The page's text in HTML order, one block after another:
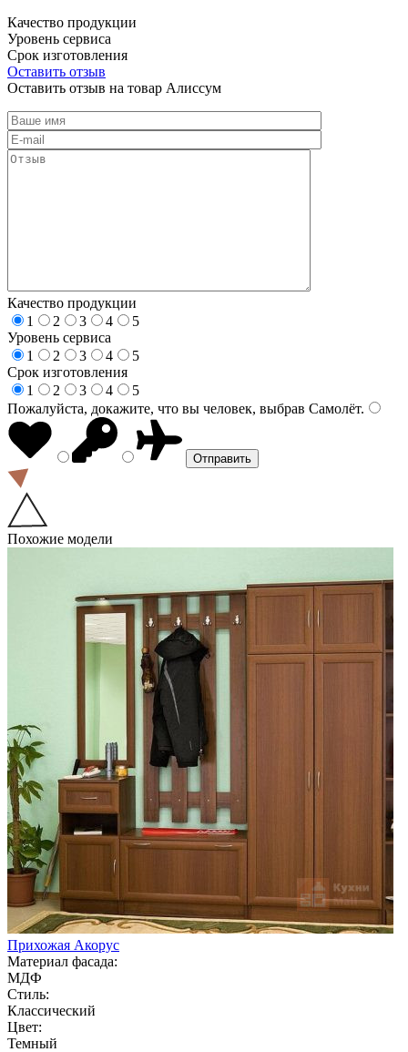
Качество продукции
Уровень сервиса
Срок изготовления
Оставить отзыв
Оставить отзыв на товар Алиссум
Качество продукции
1
2 3 4
5
Уровень сервиса
1
2 3 4
5
Срок изготовления
1
2 3 4
5
Пожалуйста, докажите, что вы человек, выбрав Самолёт.
Похожие модели
Прихожая Акорус
Материал фасада:
МДФ
Стиль:
Классический
Цвет:
Темный